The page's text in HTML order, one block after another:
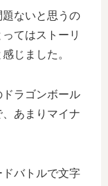
ないと思うの
てはストーリ
じました。
ラゴンボール
あまりマイナ
バトルで文字